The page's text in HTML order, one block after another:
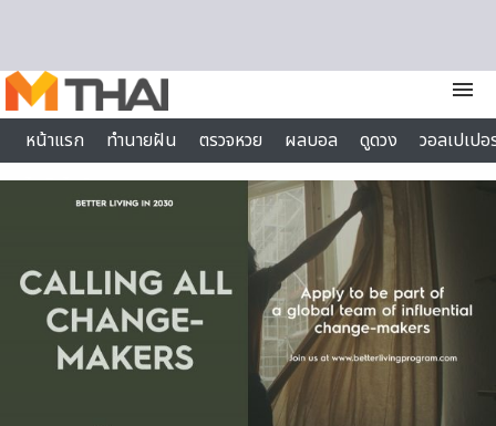
menu
หน้าแรก
ทำนายฝัน ตรวจหวย ผลบอล ดูดวง
วอลเปเป
ไลฟ์สไตล์